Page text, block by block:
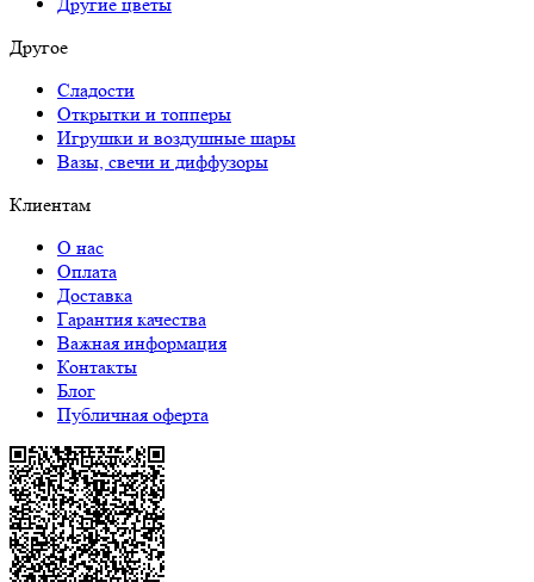
Другое
Сладости
Открытки и топперы
Игрушки и воздушные шары
Вазы, свечи и диффузоры
Клиентам
О нас
Оплата
Доставка
Гарантия качества
Важная информация
Контакты
Блог
Публичная оферта